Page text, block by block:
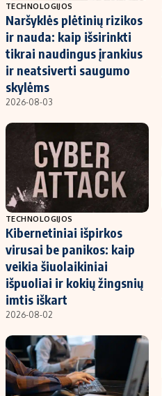
TECHNOLOGIJOS
Naršyklės plėtinių rizikos
ir nauda: kaip išsirinkti
tikrai naudingus įrankius
ir neatsiverti saugumo
skylėms
2026-08-03
TECHNOLOGIJOS
Kibernetiniai išpirkos
virusai be panikos: kaip
veikia šiuolaikiniai
išpuoliai ir kokių žingsnių
imtis iškart
2026-08-02